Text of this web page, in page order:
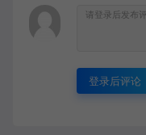
登录后评论